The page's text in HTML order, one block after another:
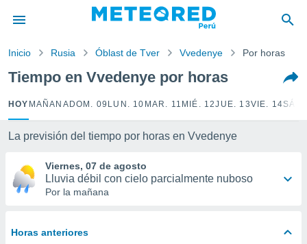
ha sido
la
que se
calidad.
las
Inicio Rusia Óblast de Tver Vvedenye Por horas
Tiempo en Vvedenye por horas
HOY MAÑANA DOM. 09 LUN. 10 MAR. 11 MIÉ. 12JUE. 13VIE. 14
La previsión del tiempo por horas en Vvedenye
Viernes, 07 de agosto
Lluvia débil con cielo parcialmente nuboso
Por la mañana
Horas anteriores